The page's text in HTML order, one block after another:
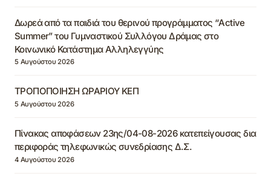
Δωρεά από τα παιδιά του θερινού προγράμματος “Active
Summer” του Γυμναστικού Συλλόγου Δράμας στο
Κοινωνικό Κατάστημα Αλληλεγγύης
5 Αυγούστου 2026
ΤΡΟΠΟΠΟΙΗΣΗ ΩΡΑΡΙΟΥ ΚΕΠ
5 Αυγούστου 2026
Πίνακας αποφάσεων 23ης/04-08-2026 κατεπείγουσας δια
περιφοράς τηλεφωνικώς συνεδρίασης Δ.Σ.
4 Αυγούστου 2026